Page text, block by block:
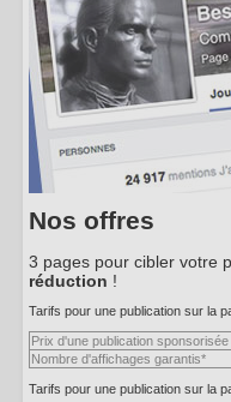
Nos offres
3 pages pour cibler votre
réduction !
Tarifs pour une publication sur la
Prix d'une publication sponsorisée
Nombre d'affichages garantis*
Tarifs pour une publication sur la